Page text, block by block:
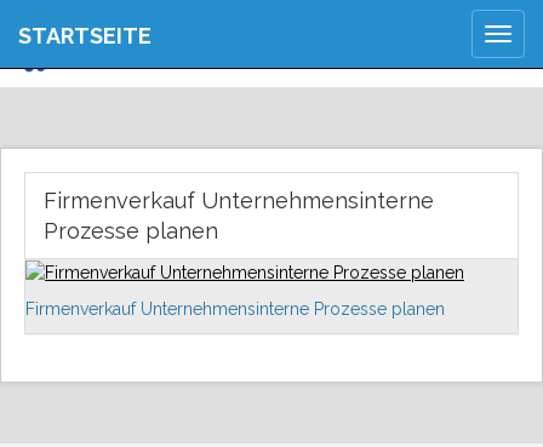
JETZT ANMELDEN
REGISTRIEREN
Firmenverkauf Unternehmensinterne
Prozesse planen
Firmenverkauf Unternehmensinterne Prozesse planen
STARTSEITE